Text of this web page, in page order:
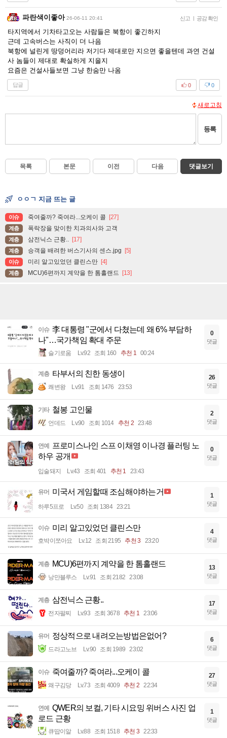
파란색이좋아 26-06-11 20:41 신고 | 공감 확인
타지역에서 기차타고오는 사람들은 북항이 좋긴하지
근데 고속버스는 사직이 더 나음
북항에 널린게 땅덩어리라 저기다 제대로만 지으면 좋을텐데 과연 건설
사 놈들이 제대로 확실하게 지을지
요즘은 건설사들보면 그냥 한숨만 나옴
답글 0
0
새로고침
등록
목록 본문 이전 다음 댓글보기
ㅇㅇㄱ 지금 뜨는 글
이슈 죽여줄까? 죽여라...오케이 콜 [27]
계층 폭락장을 맞이한 치과의사와 고객
계층 삼전닉스 근황.. [17]
계층 승객을 배려한 버스기사의 센스.jpg [5]
이슈 미리 알고있었던 클린스만 [4]
계층 MCU)6편까지 계약을 한 톰홀랜드 [13]
이슈 李 대통령 "군에서 다쳤는데 왜 6% 부담하
나"…국가책임 확대 주문
슬기로움 Lv.92 조회 160 추천 1 00:24
0
댓글
계층 타부서의 친한 동생이
쾌변왕 Lv.91 조회 1476 23:53
26
댓글
기타 철봉 고인물
언데드 Lv.90 조회 1014 추천 2 23:48
2
댓글
연예
프로미스나인 스프 이채영 이나경 플러팅 노
하우 공개
입술돼지 Lv.43 조회 401 추천 1 23:43
0
댓글
유머 미국서 게임할때 조심해야하는거
하루5프로 Lv.50 조회 1384 23:21
1
댓글
이슈 미리 알고있었던 클린스만
호박이쪼아요 Lv.12 조회 2195 추천 3 23:20
4
댓글
계층 MCU)6편까지 계약을 한 톰홀랜드
낭만블루스 Lv.91 조회 2182 23:08
13
댓글
계층 삼전닉스 근황..
전자팔찌 Lv.93 조회 3678 추천 1 23:06
17
댓글
유머 정상적으로 내려오는방법은없어?
드라고노브 Lv.90 조회 1989 23:02
6
댓글
이슈 죽여줄까? 죽여라...오케이 콜
왜구김당 Lv.73 조회 4009 추천 2 22:34
27
댓글
연예
QWER의 보컬, 기타 시요밍 위버스 사진 업
로드 근황
큐땁이알 Lv.88 조회 1518 추천 3 22:33
1
댓글